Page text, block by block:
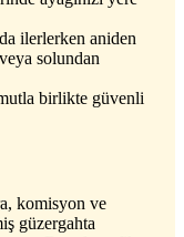
ilerlerken aniden
solundan
birlikte güvenli
komisyon ve
güzergahta